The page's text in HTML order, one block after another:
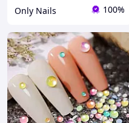
Only Nails 100%